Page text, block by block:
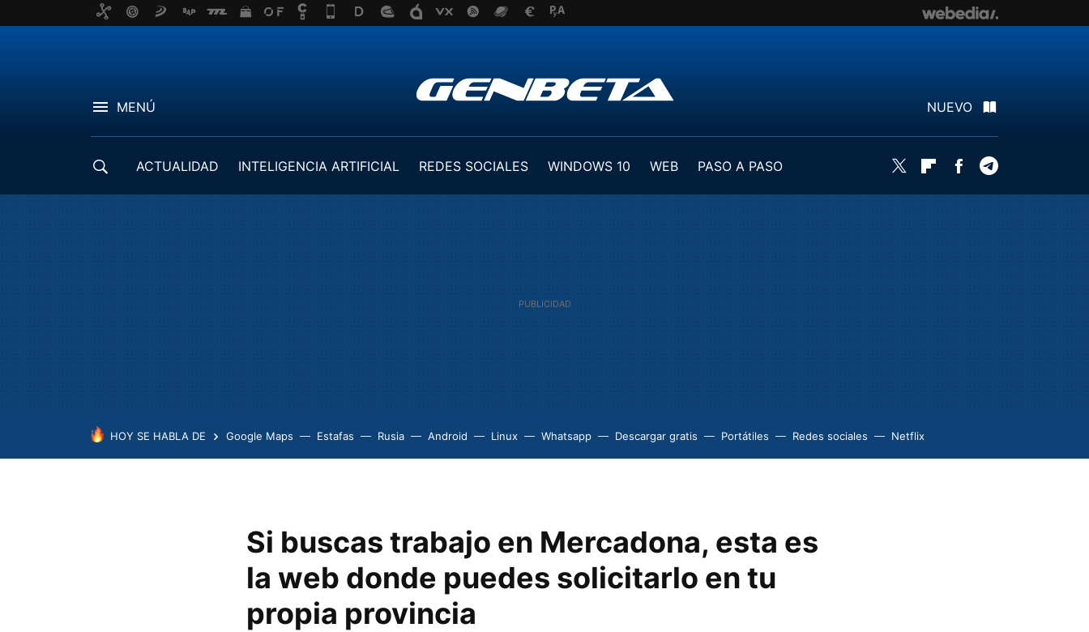
MENÚ NUEVO
ACTUALIDAD INTELIGENCIA ARTIFICIAL REDES SOCIALES WINDOWS 10 WEB
PASO A PASO
Twitter FlipboardFacebook
HOY SE HABLA DE Google Maps Estafas Rusia Android Linux Whatsapp Descargar gratis Portátiles Redes sociales Netflix
Si buscas trabajo en Mercadona, esta es
la web donde puedes solicitarlo en tu
propia provincia